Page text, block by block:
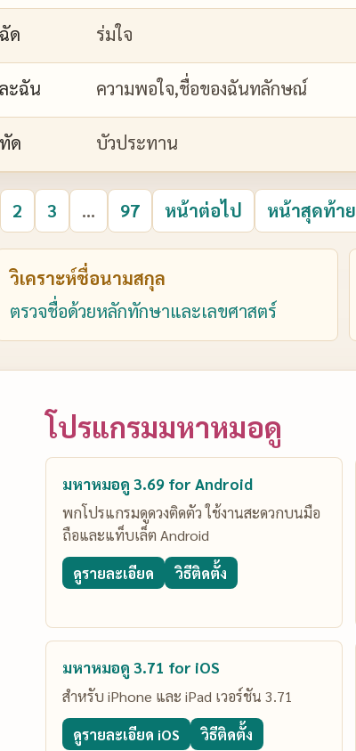
ด ร่มใจ
ะฉัน ความพอใจ,ชื่อของฉันทลักษณ์
ด บัวประทาน
2 3 ... 97 หน้าต่อไป หน้าสุดท้าย
วิเคราะห์ชื่อนามสกุล
ตรวจชื่อด้วยหลักทักษาและเลขศาสตร์
โปรแกรมมหาหมอดู
มหาหมอดู 3.69 for Android
พกโปรแกรมดูดวงติดตัว ใช้งานสะดวกบนมือ
ถือและแท็บเล็ต Android
ดูรายละเอียด วิธีติดตั้ง
มหาหมอดู 3.71 for iOS
สำหรับ iPhone และ iPad เวอร์ชัน 3.71
ดูรายละเอียด iOS วิธีติดตั้ง